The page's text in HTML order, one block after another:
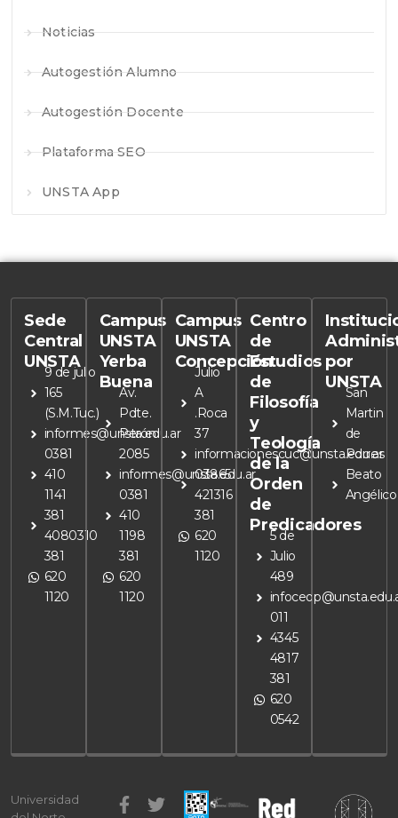
Noticias
Autogestión Alumno
Autogestión Docente
Plataforma SEO
UNSTA App
Sede
Central
UNSTA
9 de julio
165
(S.M.Tuc.)
informes@unsta.edu.ar
0381
410
1141
381
4080310
381
620
1120
Campus
UNSTA
Yerba
Buena
Av.
Pdte.
Perón
2085
informes@unsta.edu.ar
0381
410
1198
381
620
1120
Campus
UNSTA
Concepción
Julio
A
.Roca
37
informacionescuc@unsta.edu.ar
03865
421316
381
620
1120
Centro
de
Estudios
de
Filosofía
y
Teología
de la
Orden
de
Predicadores
5 de
Julio
489
011
4345
4817
381
620
0542
por
UNSTA
San
Martin
de
Porres
Beato
Angélico
Universidad
F
T
I
Y
L
W
E